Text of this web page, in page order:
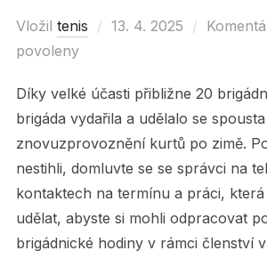
Vložil tenis
Posted
13. 4. 2025
povoleny
Díky velké účasti přibližne 20
brigáda vydařila a udělalo se
znovuzprovoznění kurtů po zimě.
nestihli, domluvte se se správci na
kontaktech na termínu a práci,
udělat, abyste si mohli odpracovat
brigádnické hodiny v rámci členství